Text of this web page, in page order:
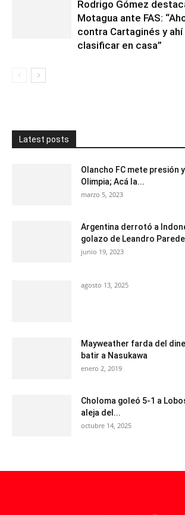
Rodrigo Gómez
Motagua ante FAS:
contra Cartaginés y
clasificar en casa”
Latest posts
Olancho FC mete presión
Olimpia; Acá la...
marzo 5, 2023
Argentina derrotó a
golazo de Leandro
junio 19, 2023
agosto 13, 2025
Mayweather farda del
batir a Nasukawa
enero 2, 2019
Choloma goleó 5-1 a
aleja del...
octubre 14, 2025